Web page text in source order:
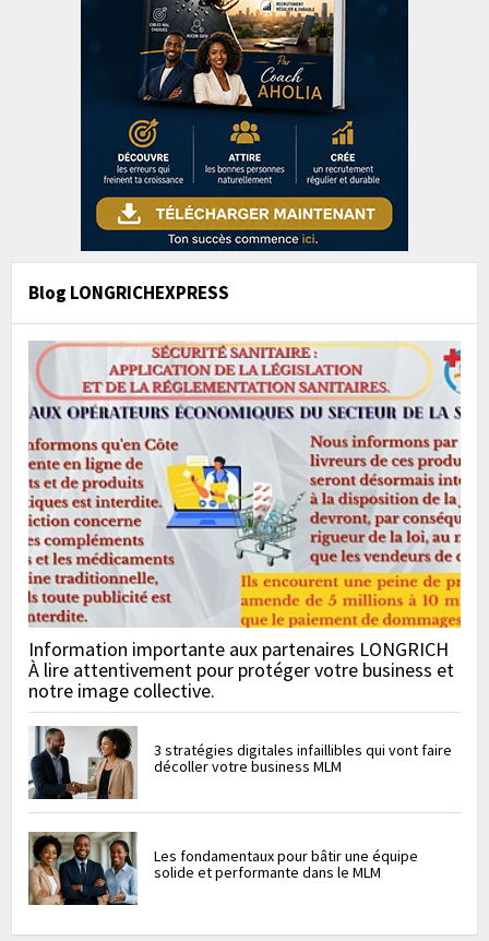
Blog LONGRICHEXPRESS
Information importante aux partenaires LONGRICH
À lire attentivement pour protéger votre business et
notre image collective.
3 stratégies digitales infaillibles qui vont faire
décoller votre business MLM
Les fondamentaux pour bâtir une équipe
solide et performante dans le MLM